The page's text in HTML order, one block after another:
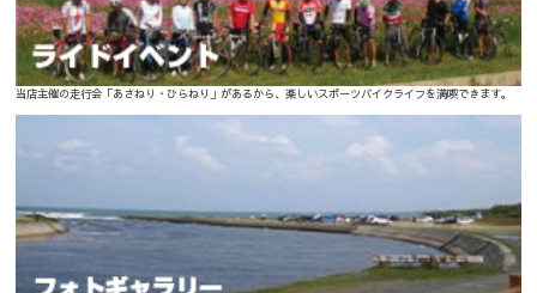
当店主催の走行会「あさねり・ひらねり」があるから、楽しいスポーツバイクライフを満喫できます。